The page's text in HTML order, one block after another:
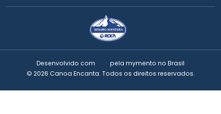
Desenvolvido com pela mymento no Brasil
© 2026 Canoa Encanta. Todos os direitos reservados.